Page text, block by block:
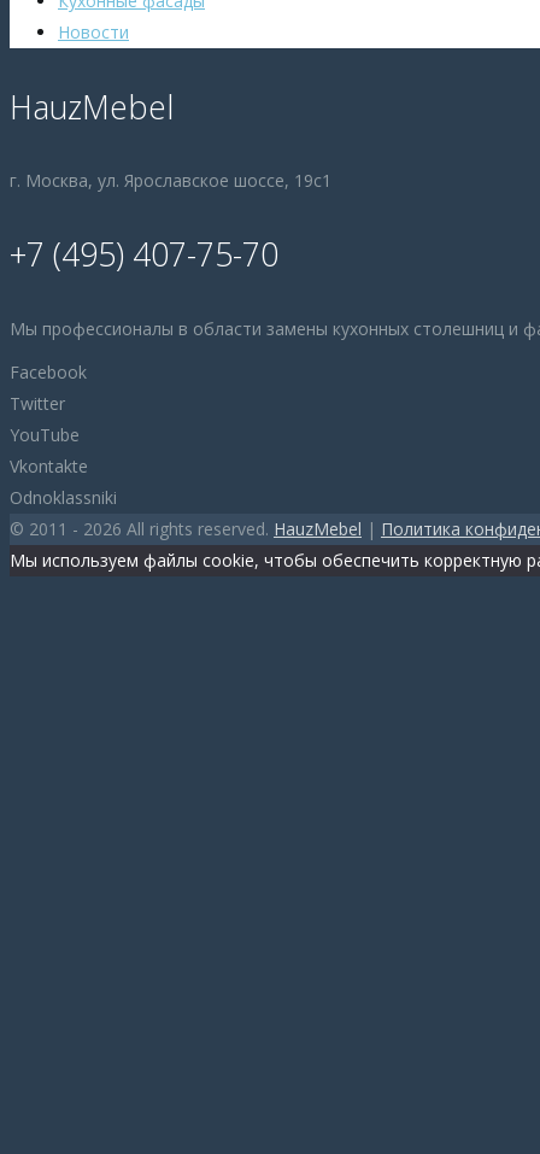
Новости
HauzMebel
г. Москва, ул. Ярославское шоссе, 19с1
+7 (495) 407-75-70
Мы профессионалы в области замены кухонных столешниц и
Facebook
Twitter
YouTube
Vkontakte
Odnoklassniki
© 2011 - 2026 All rights reserved. HauzMebel | Политика
Мы используем файлы cookie, чтобы обеспечить корректную